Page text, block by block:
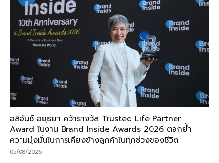
อลิอันซ์ อยุธยา คว้ารางวัล Trusted Life Partner
Award ในงาน Brand Inside Awards 2026 ตอกย้ำ
ความมุ่งมั่นในการเคียงข้างลูกค้าในทุกช่วงของชีวิต
05/08/2026